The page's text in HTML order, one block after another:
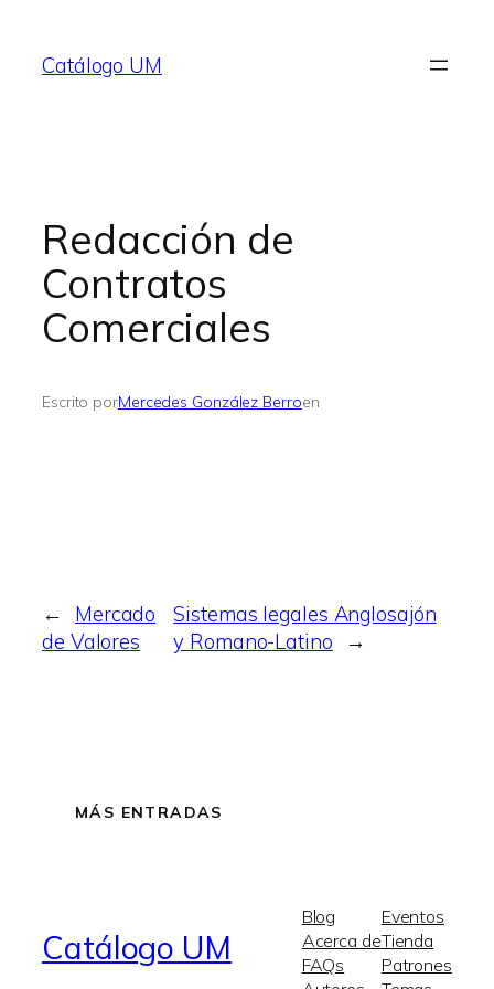
contenido
Catálogo UM
Redacción de
Contratos
Comerciales
Escrito porMercedes González Berroen
←
Mercado
de Valores
Sistemas legales Anglosajón
y Romano-Latino
→
MÁS ENTRADAS
Catálogo UM
Blog
Acerca de
FAQs
Eventos
Tienda
Patrones